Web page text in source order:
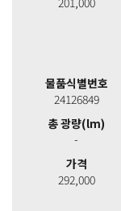
물품식별번호
24126849
총 광량(lm)
-
가격
292,000